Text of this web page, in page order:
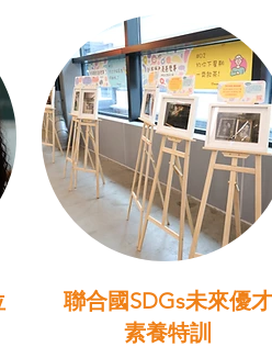
聯合國SDGs未來優才
素養特訓